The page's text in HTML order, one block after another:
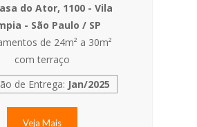
do Ator, 1100 - Vila
- São Paulo / SP
de 24m² a 30m²
com terraço
de Entrega: Jan/2025
Veja Mais